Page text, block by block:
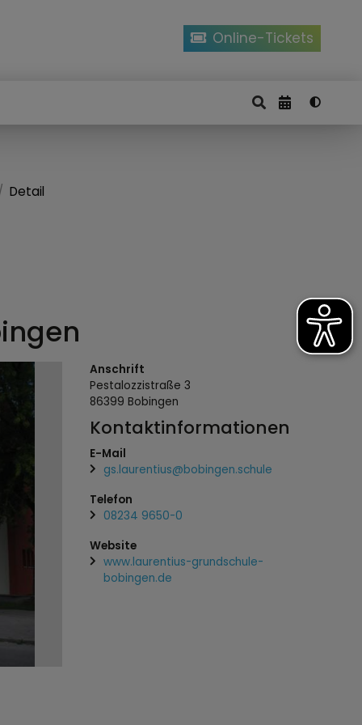
Online-Tickets
Detail
Anschrift
Pestalozzistraße3
86399Bobingen
Kontaktinformationen
E-Mail
gs.laurentius@bobingen.schule
Telefon
08234 9650-0
Website
www.laurentius-grundschule-
bobingen.de